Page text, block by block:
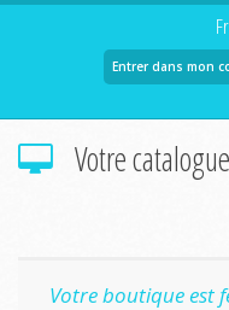
Entrer dans mon
Votre catalogue
Votre boutique est